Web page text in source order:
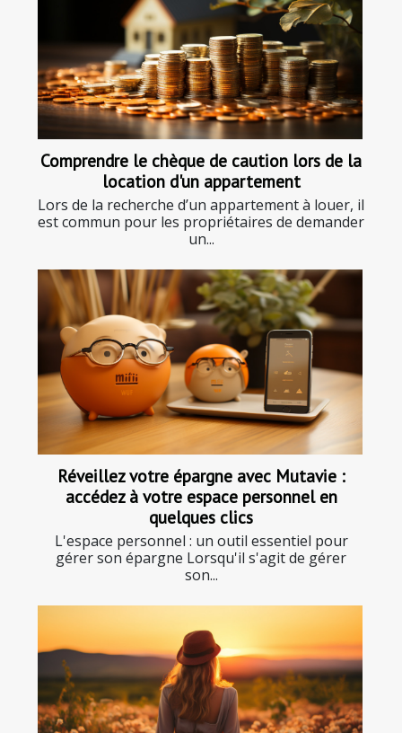
Comprendre le chèque de caution lors de la
location d'un appartement
Lors de la recherche d’un appartement à louer, il
est commun pour les propriétaires de demander
un...
Réveillez votre épargne avec Mutavie :
accédez à votre espace personnel en
quelques clics
L'espace personnel : un outil essentiel pour
gérer son épargne Lorsqu'il s'agit de gérer
son...